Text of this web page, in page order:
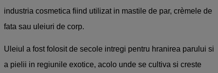
industria cosmetica fiind utilizat in mastile de par, crèmele de
fata sau uleiuri de corp.
Uleiul a fost folosit de secole intregi pentru hranirea parului si
a pielii in regiunile exotice, acolo unde se cultiva si creste